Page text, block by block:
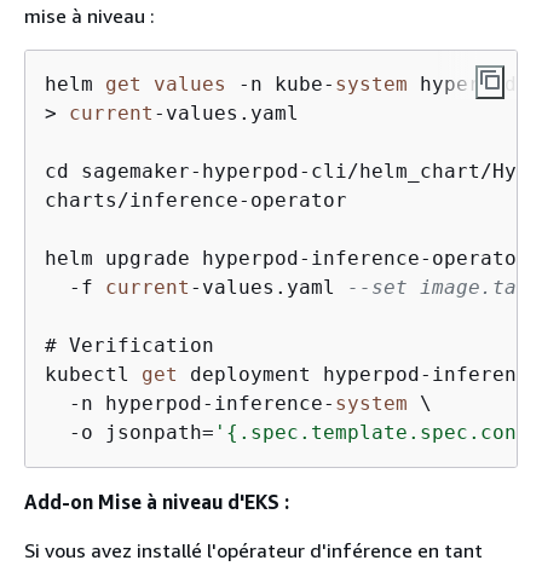
mise à niveau :
helm get values - n kube- system hyperpod
>
current - values.yaml
cd sagemaker- hyperpod- cli/helm_chart/
charts/inference- operator
helm upgrade hyperpod- inference-
- f current - values.yaml --set
# Verification
kubectl get deployment hyperpod- inference
- n hyperpod- inference- system \
- o jsonpath= ' {
Add-on Mise à niveau d'EKS :
Si vous avez installé l'opérateur d'inférence en tant